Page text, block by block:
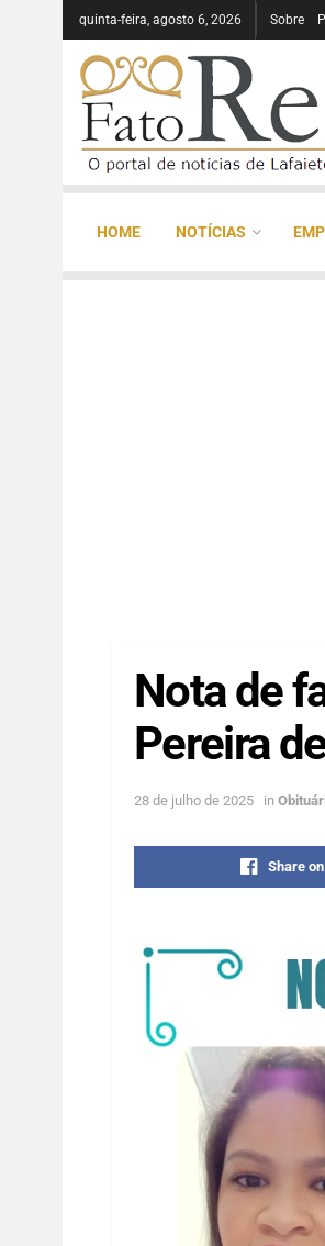
quinta-feira, agosto 6, 2026 Sobre
HOME NOTÍCIAS
Nota de
Pereira
28 de julho de 2025 in
Share